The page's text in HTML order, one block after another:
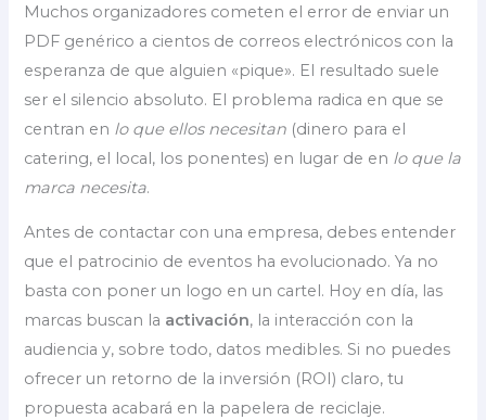
Muchos organizadores cometen el error de enviar un
PDF genérico a cientos de correos electrónicos con la
esperanza de que alguien «pique». El resultado suele
ser el silencio absoluto. El problema radica en que se
centran en lo que ellos necesitan (dinero para el
catering, el local, los ponentes) en lugar de en lo que la
marca necesita.
Antes de contactar con una empresa, debes entender
que el patrocinio de eventos ha evolucionado. Ya no
basta con poner un logo en un cartel. Hoy en día, las
marcas buscan la activación, la interacción con la
audiencia y, sobre todo, datos medibles. Si no puedes
ofrecer un retorno de la inversión (ROI) claro, tu
propuesta acabará en la papelera de reciclaje.